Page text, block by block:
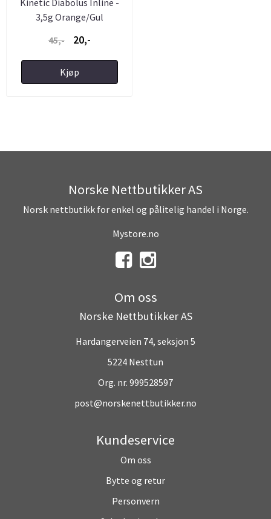
Kinetic Diabolus Inline -
3,5g Orange/Gul
45,-
20,-
Kjøp
Norske Nettbutikker AS
Norsk nettbutikk for enkel og pålitelig handel i Norge.
Mystore.no
Om oss
Norske Nettbutikker AS
Hardangerveien 74, seksjon 5
5224 Nesttun
Org. nr. 999528597
post@norskenettbutikker.no
Kundeservice
Om oss
Bytte og retur
Personvern